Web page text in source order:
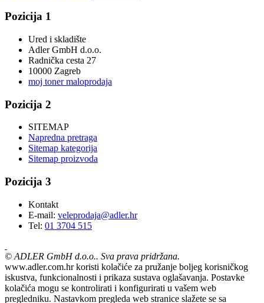
Pozicija 1
Ured i skladište
Adler GmbH d.o.o.
Radnička cesta 27
10000 Zagreb
moj toner maloprodaja
Pozicija 2
SITEMAP
Napredna pretraga
Sitemap kategorija
Sitemap proizvoda
Pozicija 3
Kontakt
E-mail: veleprodaja@adler.hr
Tel: 01 3704 515
© ADLER GmbH d.o.o.. Sva prava pridržana.
www.adler.com.hr koristi kolačiće za pružanje boljeg korisničkog
iskustva, funkcionalnosti i prikaza sustava oglašavanja. Postavke
kolačića mogu se kontrolirati i konfigurirati u vašem web
pregledniku. Nastavkom pregleda web stranice slažete se sa